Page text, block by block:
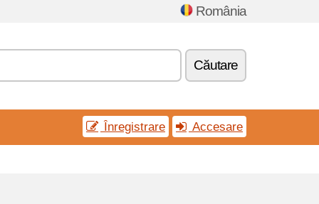
România
Căutare
Înregistrare Accesare